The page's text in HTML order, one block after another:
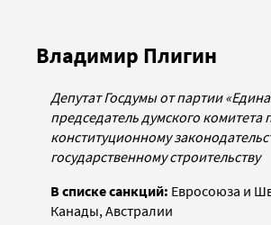
Владимир Плигин
Депутат Госдумы от партии
председатель думского комитета
конституционному
государственному строительству
В списке санкций: Евросоюза и
Канады, Австралии